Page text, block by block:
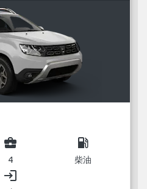
business_center
4
local_gas_station
柴油
login